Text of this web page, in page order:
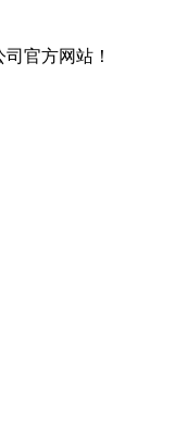
官方网站！